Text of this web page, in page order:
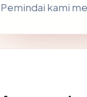
Pemindai kami